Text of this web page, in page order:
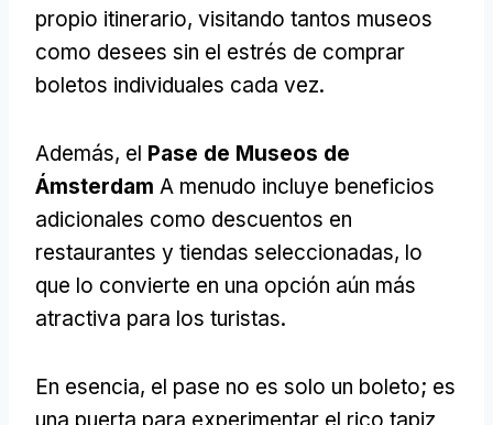
propio itinerario, visitando tantos museos
como desees sin el estrés de comprar
boletos individuales cada vez.
Además, el Pase de Museos de
Ámsterdam A menudo incluye beneficios
adicionales como descuentos en
restaurantes y tiendas seleccionadas, lo
que lo convierte en una opción aún más
atractiva para los turistas.
En esencia, el pase no es solo un boleto; es
una puerta para experimentar el rico tapiz